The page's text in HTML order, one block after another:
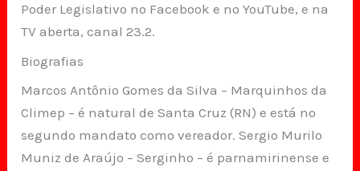
Poder Legislativo no Facebook e no YouTube, e na
TV aberta, canal 23.2.
Biografias
Marcos Antônio Gomes da Silva – Marquinhos da
Climep – é natural de Santa Cruz (RN) e está no
segundo mandato como vereador. Sergio Murilo
Muniz de Araújo – Serginho – é parnamirinense e